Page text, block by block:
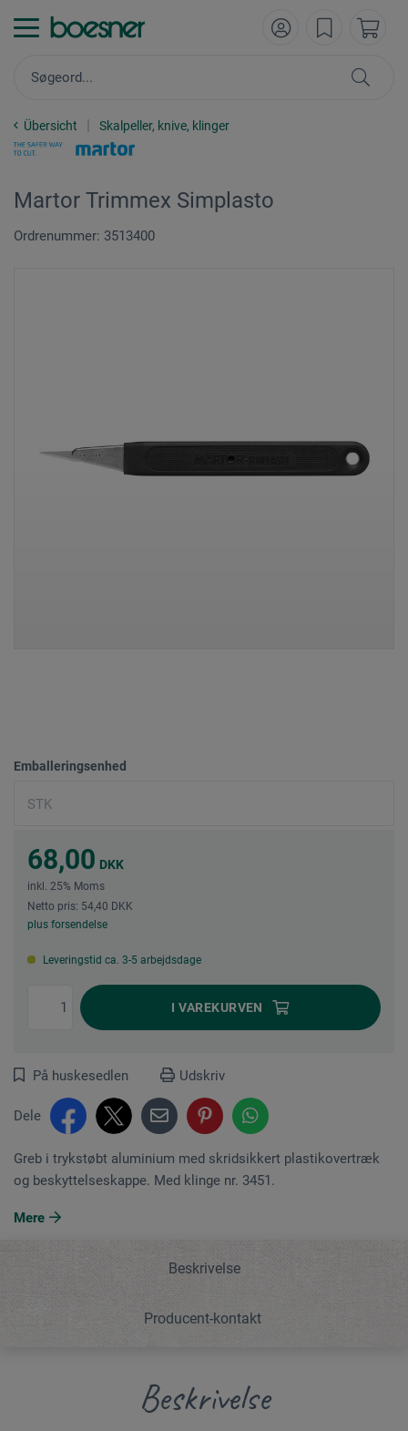
Übersicht Skalpeller, knive, klinger
Martor Trimmex Simplasto
Ordrenummer: 3513400
Emballeringsenhed
68,00 DKK
inkl. 25% Moms
Netto pris: 54,40 DKK
plus forsendelse
Leveringstid ca. 3-5 arbejdsdage
I VAREKURVEN
På huskesedlen Udskriv
Dele
Greb i trykstøbt aluminium med skridsikkert plastikovertræk
og beskyttelseskappe. Med klinge nr. 3451.
Mere
Beskrivelse
Producent-kontakt
Beskrivelse